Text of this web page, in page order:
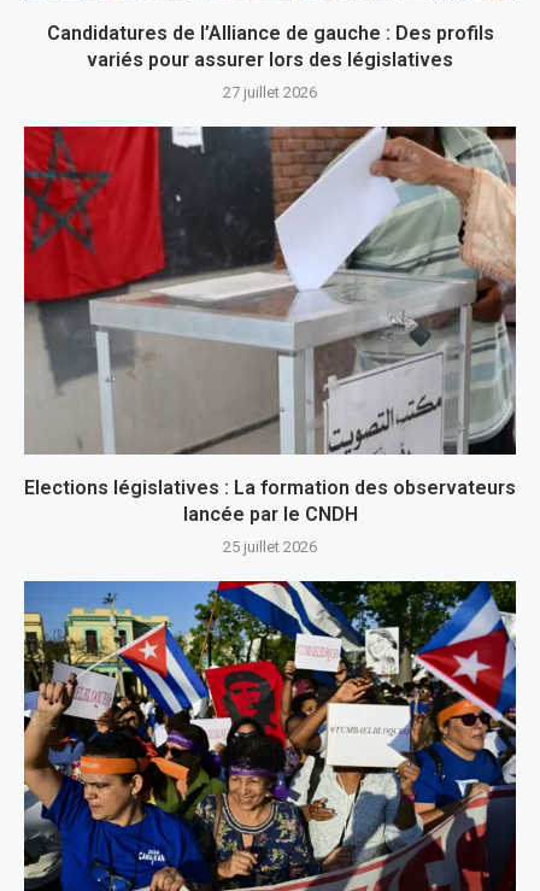
Candidatures de l’Alliance de gauche : Des profils
variés pour assurer lors des législatives
27 juillet 2026
Elections législatives : La formation des observateurs
lancée par le CNDH
25 juillet 2026